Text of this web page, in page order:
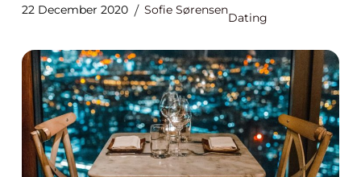
22 December 2020 Sofie Sørensen
Dating